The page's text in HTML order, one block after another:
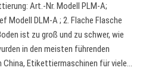
Art.-Nr. Modell PLM-A;
Modell DLM-A ; 2. Flache Flasche
ist zu groß und zu schwer, wie
in den meisten führenden
China, Etikettiermaschinen für viele…